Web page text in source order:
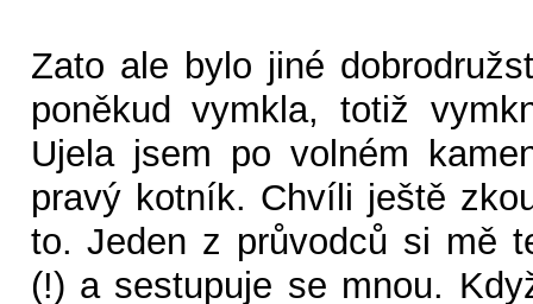
Zato ale bylo jiné
poněkud vymkla, totiž
Ujela jsem po volném
pravý kotník. Chvíli ještě
to. Jeden z průvodců si mě
(!) a sestupuje se mnou.